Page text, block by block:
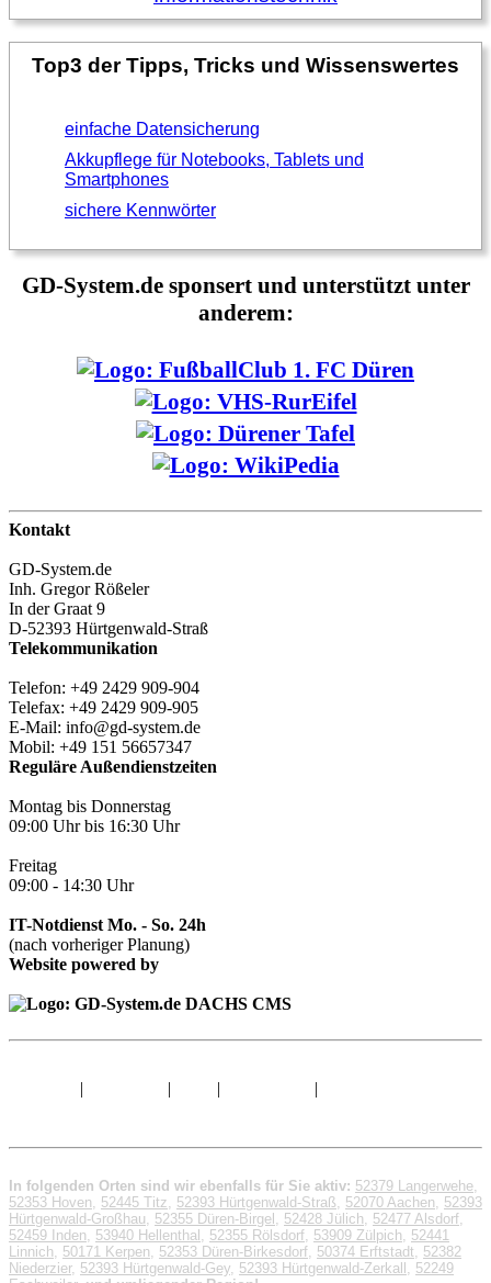
Top3 der Tipps, Tricks und Wissenswertes
einfache Datensicherung
Akkupflege für Notebooks, Tablets und
Smartphones
sichere Kennwörter
GD-System.de sponsert und unterstützt unter
anderem:
Kontakt
GD-System.de
Inh. Gregor Rößeler
In der Graat 9
D-52393 Hürtgenwald-Straß
Telekommunikation
Telefon: +49 2429 909-904
Telefax: +49 2429 909-905
E-Mail: info@gd-system.de
Mobil: +49 151 56657347
Reguläre Außendienstzeiten
Montag bis Donnerstag
09:00 Uhr bis 16:30 Uhr
Freitag
09:00 - 14:30 Uhr
IT-Notdienst Mo. - So. 24h
(nach vorheriger Planung)
Website powered by
| | | |
In folgenden Orten sind wir ebenfalls für Sie aktiv: 52379 Langerwehe,
52353 Hoven, 52445 Titz, 52393 Hürtgenwald-Straß, 52070 Aachen, 52393
Hürtgenwald-Großhau, 52355 Düren-Birgel , 52428 Jülich, 52477 Alsdorf,
52459 Inden, 53940 Hellenthal , 52355 Rölsdorf, 53909 Zülpich, 52441
Linnich, 50171 Kerpen, 52353 Düren-Birkesdorf, 50374 Erftstadt, 52382
Niederzier, 52393 Hürtgenwald-Gey, 52393 Hürtgenwald-Zerkall , 52249